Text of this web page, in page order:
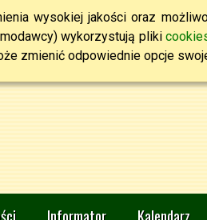
wysokiej jakości oraz
wykorzystują pliki
zmienić odpowiednie opcje
Informator Kalendarz